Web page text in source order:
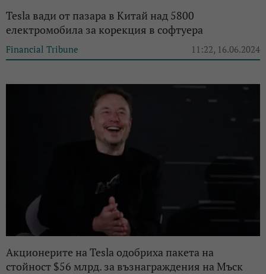
Tesla вади от пазара в Китай над 5800
електромобила за корекция в софтуера
Financial Tribune 11:22, 16.06.2024
Акционерите на Tesla одобриха пакета на
стойност $56 млрд. за възнаграждения на Мъск